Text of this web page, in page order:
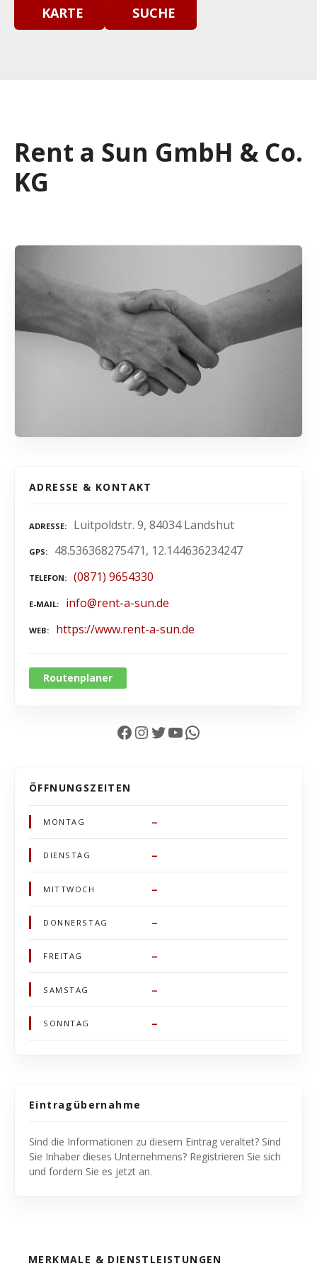
KARTE SUCHE
Rent a Sun GmbH & Co.
KG
ADRESSE & KONTAKT
ADRESSE Luitpoldstr. 9, 84034 Landshut
GPS 48.536368275471, 12.144636234247
TELEFON (0871) 9654330
E-MAIL info@rent-a-sun.de
WEB https://www.rent-a-sun.de
Routenplaner
Facebook InstagramTwitter YouTube WhatsApp
ÖFFNUNGSZEITEN
MONTAG –
DIENSTAG –
MITTWOCH –
DONNERSTAG –
FREITAG –
SAMSTAG –
SONNTAG –
Eintragübernahme
Sind die Informationen zu diesem Eintrag veraltet? Sind
Sie Inhaber dieses Unternehmens? Registrieren Sie sich
und fordern Sie es jetzt an.
MERKMALE & DIENSTLEISTUNGEN